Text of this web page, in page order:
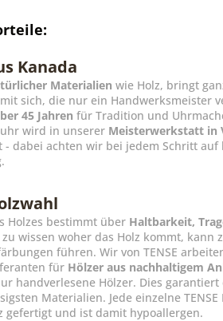
Kanada
Materialien wie Holz, bringt
sich, die nur ein Handwerksmeister
45 Jahren für Tradition und
wird in unserer Meisterwerkstatt in
- dabei achten wir bei jedem Schritt
Holzes bestimmt über Haltbarkeit,
wissen woher das Holz kommt, kann
führen. Wir von TENSE
für Hölzer aus nachhaltigem
handverlesene Hölzer. Dies garantiert
Materialien. Jede einzelne
gefertigt und ist damit hypoallergen.